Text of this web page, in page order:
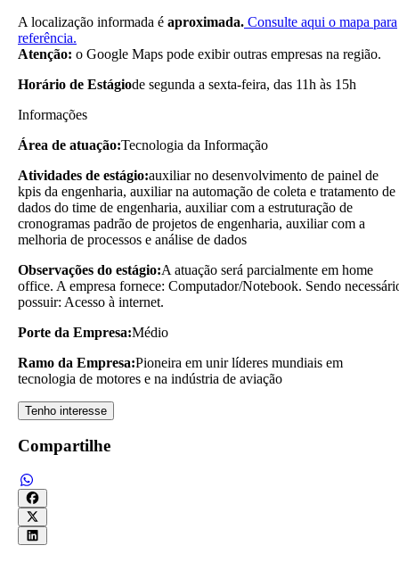
A localização informada é aproximada. Consulte aqui o mapa para
referência.
Atenção: o Google Maps pode exibir outras empresas na região.
Horário de Estágiode segunda a sexta-feira, das 11h às 15h
Informações
Área de atuação:Tecnologia da Informação
Atividades de estágio:auxiliar no desenvolvimento de painel de
kpis da engenharia, auxiliar na automação de coleta e tratamento de
dados do time de engenharia, auxiliar com a estruturação de
cronogramas padrão de projetos de engenharia, auxiliar com a
melhoria de processos e análise de dados
Observações do estágio:A atuação será parcialmente em home
office. A empresa fornece: Computador/Notebook. Sendo
possuir: Acesso à internet.
Porte da Empresa:Médio
Ramo da Empresa:Pioneira em unir líderes mundiais em
tecnologia de motores e na indústria de aviação
Tenho interesse
Compartilhe